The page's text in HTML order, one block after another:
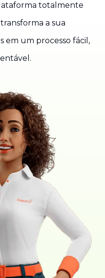
totalmente
a sua
em um processo fácil,